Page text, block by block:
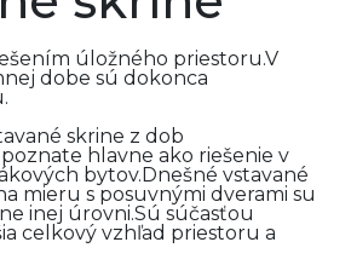
úložného priestoru.V
dobe sú dokonca
skrine z dob
hlavne ako riešenie v
bytov.Dnešné vstavané
mieru s posuvnými dverami su
inej úrovni.Sú súčasťou
celkový vzhľad priestoru a